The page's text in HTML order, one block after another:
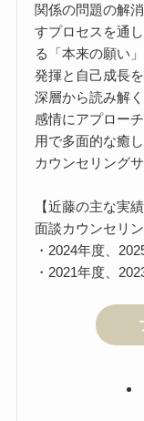
関係の問題の解
すプロセスを通
る「本来の願い
発揮と自己成長
深層から読み解
感情にアプロー
用で多面的な癒
カウンセリング
【近藤の主な実績
面談カウンセリ
・2024年度、
・2021年度、